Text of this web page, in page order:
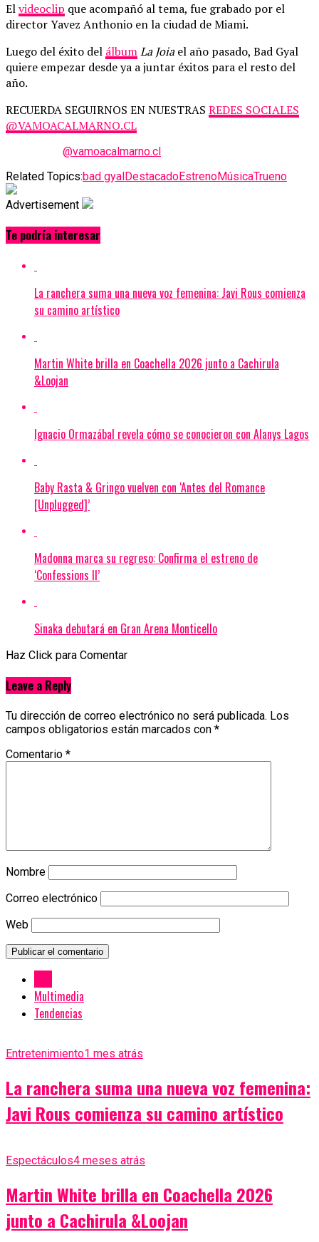
Elvideoclip que acompañó al tema, fue grabado por el
director Yavez Anthonio en la ciudad de Miami.
Luego del éxito del álbumLa Joiael año pasado, Bad Gyal
quiere empezar desde ya a juntar éxitos para el resto del
año.
RECUERDA SEGUIRNOS EN NUESTRAS REDES SOCIALES
@VAMOACALMARNO.CL
@vamoacalmarno.cl
Related Topics:bad gyal DestacadoEstrenoMúsicaTrueno
Advertisement
Te podría interesar
La ranchera suma una nueva voz femenina: Javi Rous comienza
su camino artístico
Martin White brilla en Coachella 2026 junto a Cachirula
&Loojan
Ignacio Ormazábal revela cómo se conocieron con Alanys Lagos
Baby Rasta & Gringo vuelven con ‘Antes del Romance
[Unplugged]’
Madonna marca su regreso: Confirma el estreno de
‘Confessions II’
Sinaka debutará en Gran Arena Monticello
Haz Click para Comentar
Leave a Reply
Tu dirección de correo electrónico no será publicada. Los
campos obligatorios están marcados con *
Comentario *
Nombre
Correo electrónico
Web
Multimedia
Tendencias
Entretenimiento1 mes atrás
La ranchera suma una nueva voz femenina:
Javi Rous comienza su camino artístico
Espectáculos4 meses atrás
Martin White brilla en Coachella 2026
junto a Cachirula &Loojan